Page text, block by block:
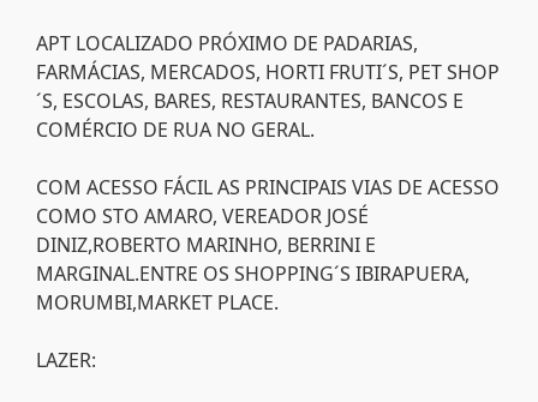
APT LOCALIZADO PRÓXIMO DE PADARIAS,
FARMÁCIAS, MERCADOS, HORTI FRUTI´S, PET SHOP
´S, ESCOLAS, BARES, RESTAURANTES, BANCOS E
COMÉRCIO DE RUA NO GERAL.
COM ACESSO FÁCIL AS PRINCIPAIS VIAS DE ACESSO
COMO STO AMARO, VEREADOR JOSÉ
DINIZ,ROBERTO MARINHO, BERRINI E
MARGINAL.ENTRE OS SHOPPING´S IBIRAPUERA,
MORUMBI,MARKET PLACE.
LAZER: